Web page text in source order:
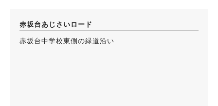
赤坂台あじさいロード
赤坂台中学校東側の緑道沿い